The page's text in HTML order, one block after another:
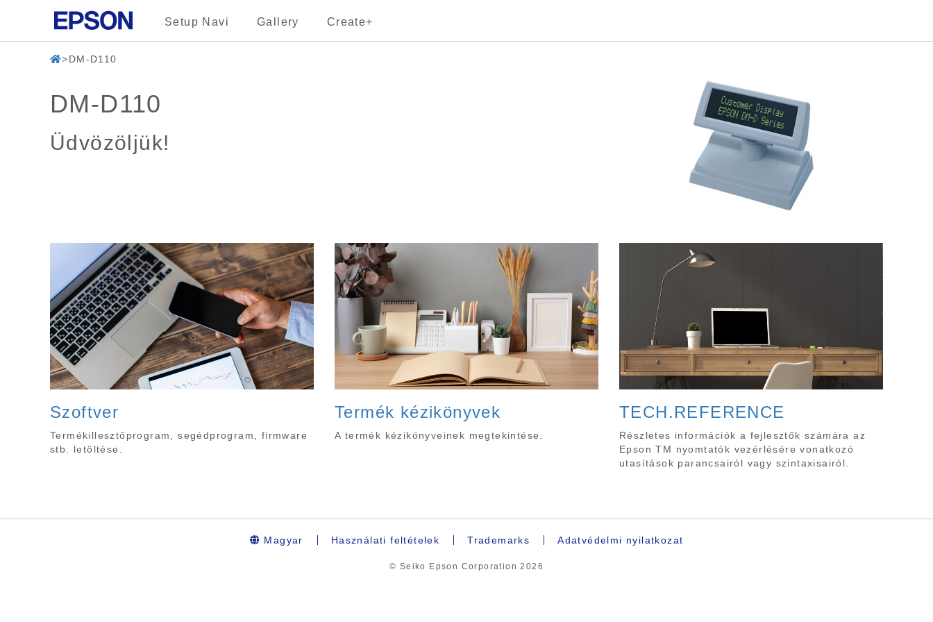
Setup Navi Gallery Create+
DM-D110
DM-D110
Üdvözöljük!
Szoftver
Termékillesztőprogram, segédprogram, firmware
stb. letöltése.
Termék kézikönyvek
A termék kézikönyveinek megtekintése.
TECH.REFERENCE
Részletes információk a fejlesztők számára az
Epson TM nyomtatók vezérlésére vonatkozó
utasítások parancsairól vagy szintaxisairól.
Magyar Használati feltételek Trademarks Adatvédelmi nyilatkozat
© Seiko Epson Corporation2026